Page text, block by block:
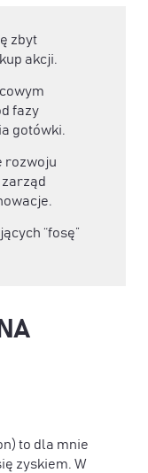
zbyt
akcji.
fazy
gotówki.
rozwoju
“fosę”
to dla mnie
zyskiem. W